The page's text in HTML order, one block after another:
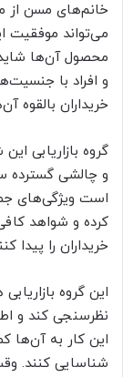
خانم‌های مسن از
می‌تواند موفقیت
محصول آن‌ها
و افراد با
خریداران بالقوه
گروه بازاریابی
و چالشی گسترده
است ویژگی‌های
کرده و شواهد
خریداران را پیدا
این گروه
نظرسنجی کند و
این کار به آن‌ها
شناسایی کنند.